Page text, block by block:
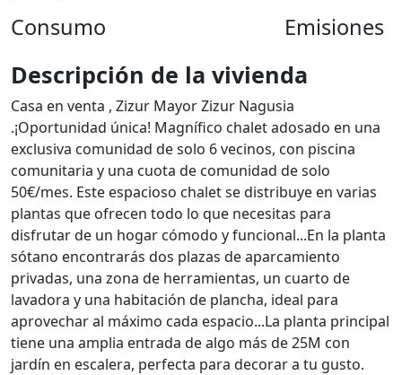
Consumo Emisiones
Descripción de la vivienda
Casa en venta , Zizur Mayor Zizur Nagusia
.¡Oportunidad única! Magnífico chalet adosado en una
exclusiva comunidad de solo 6 vecinos, con piscina
comunitaria y una cuota de comunidad de solo
50€/mes. Este espacioso chalet se distribuye en varias
plantas que ofrecen todo lo que necesitas para
disfrutar de un hogar cómodo y funcional...En la planta
sótano encontrarás dos plazas de aparcamiento
privadas, una zona de herramientas, un cuarto de
lavadora y una habitación de plancha, ideal para
aprovechar al máximo cada espacio...La planta principal
tiene una amplia entrada de algo más de 25M con
jardín en escalera, perfecta para decorar a tu gusto.